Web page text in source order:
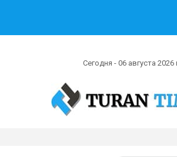
Сегодня - 06 августа 2026